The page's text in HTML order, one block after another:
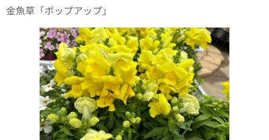
金魚草「ポップアップ」